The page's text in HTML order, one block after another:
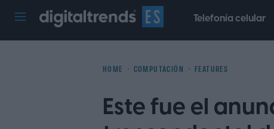
Telefonía celular
HOME COMPUTACIÓN FEATURES
Este fue el